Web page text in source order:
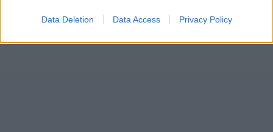
Data Deletion Data Access Privacy Policy